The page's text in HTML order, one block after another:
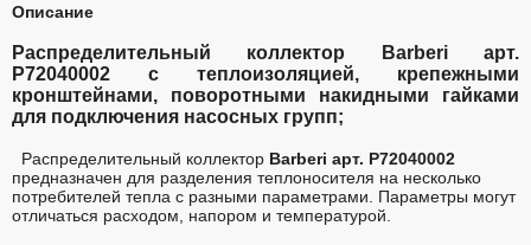
Описание
Распределительный коллектор Barberi арт.
P72040002 с теплоизоляцией, крепежными
кронштейнами, поворотными накидными гайками
для подключения насосных групп;
Распределительный коллектор Barberi арт. P72040002
предназначен для разделения теплоносителя на несколько
потребителей тепла с разными параметрами. Параметры могут
отличаться расходом, напором и температурой.